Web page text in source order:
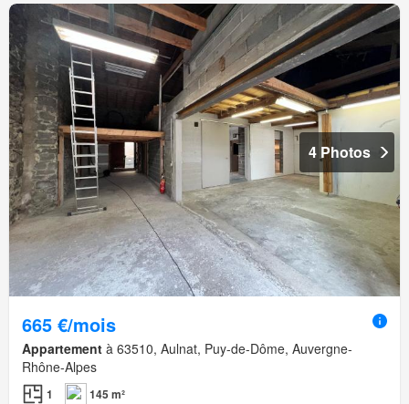
4 Photos
665 €/mois
Appartement à 63510, Aulnat, Puy-de-Dôme, Auvergne-
Rhône-Alpes
1 145 m²